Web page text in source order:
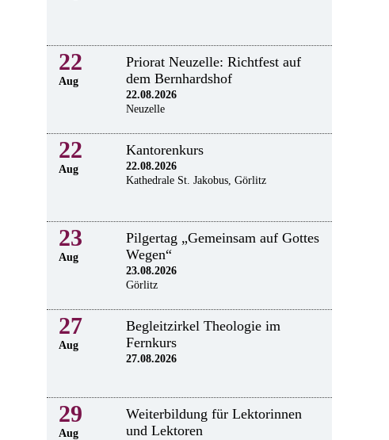
22
Aug
Priorat Neuzelle: Richtfest auf
dem Bernhardshof
22.08.2026
Neuzelle
22
Aug
Kantorenkurs
22.08.2026
Kathedrale St. Jakobus, Görlitz
23
Aug
Pilgertag „Gemeinsam auf Gottes
Wegen“
23.08.2026
Görlitz
27
Aug
Begleitzirkel Theologie im
Fernkurs
27.08.2026
29
Aug
Weiterbildung für Lektorinnen
und Lektoren